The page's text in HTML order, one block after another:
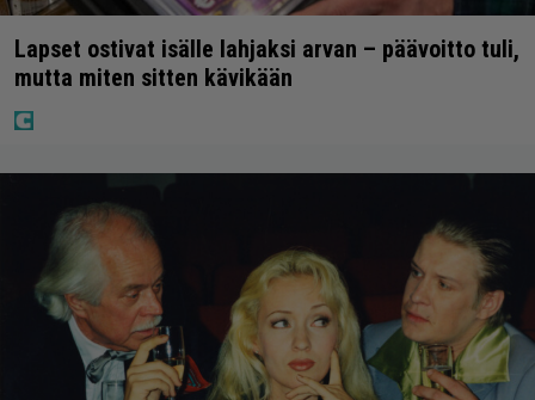
Lapset ostivat isälle lahjaksi arvan – päävoitto tuli,
mutta miten sitten kävikään